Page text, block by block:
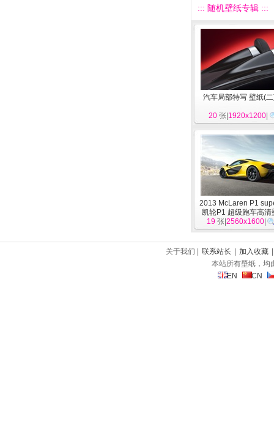
::: 随机壁纸专辑 :::
汽车局部特写 壁纸(
20 张| 1920x1200
2013 McLaren P1
凯轮P1 超级跑车高清
车]
19 张| 2560x1600
关于我们 | 联系站长 加入收藏
本站所有壁纸，均
EN
CN